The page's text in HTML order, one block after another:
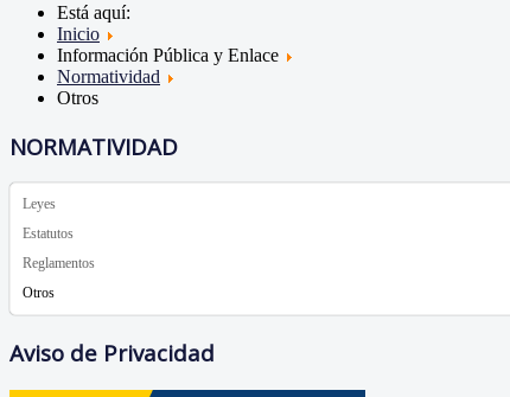
Está aquí:
Inicio
Información Pública y Enlace
Normatividad
Otros
NORMATIVIDAD
Leyes
Estatutos
Reglamentos
Otros
Aviso de Privacidad